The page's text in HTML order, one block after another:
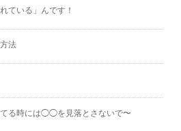
ている」んです！
法
る時には◯◯を見落とさないで〜